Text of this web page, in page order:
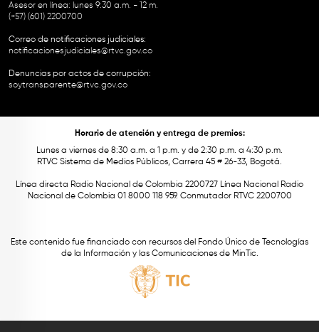
Asesor en línea: lunes 9:30 a.m. - 12 m.
(+57) (601) 2200700
Correo de notificaciones judiciales:
notificacionesjudiciales@rtvc.gov.co
Denuncias por actos de corrupción:
soytransparente@rtvc.gov.co
Horario de atención y entrega de premios:
Lunes a viernes de 8:30 a.m. a 1 p.m. y de 2:30 p.m. a 4:30 p.m.
RTVC Sistema de Medios Públicos, Carrera 45 # 26-33, Bogotá.
Línea directa Radio Nacional de Colombia 2200727 Línea Nacional Radio
Nacional de Colombia 01 8000 118 959. Conmutador RTVC 2200700
Este contenido fue financiado con recursos del Fondo Único de Tecnologías
de la Información y las Comunicaciones de MinTic.